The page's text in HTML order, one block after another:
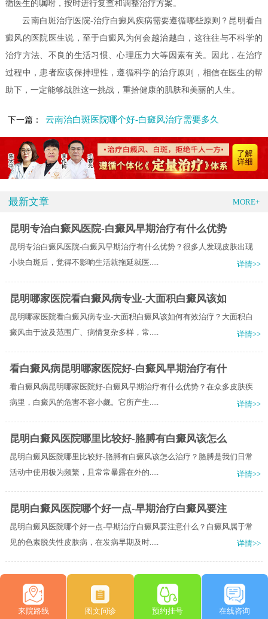
循医生的嘱咐，按时进行复查和调整治疗方案。
云南白斑治疗医院-治疗白癜风疾病需要遵循哪些原则？昆明看白
癜风的医院医生说，至于白癜风为何会越治越白，这往往与不科学的
治疗方法、不良的生活习惯、心理压力大等因素有关。因此，在治疗
过程中，患者应该保持理性，遵循科学的治疗原则，相信在医生的帮
助下，一定能够战胜这一挑战，重拾健康的肌肤和美丽的人生。
下一篇： 云南治白斑医院哪个好-白癜风治疗需要多久
最新文章 MORE+
昆明专治白癜风医院-白癜风早期治疗有什么优势
昆明专治白癜风医院-白癜风早期治疗有什么优势？很多人发现皮肤出现
小块白斑后，觉得不影响生活就拖延就医.....
详情>>
昆明哪家医院看白癜风病专业-大面积白癜风该如
昆明哪家医院看白癜风病专业-大面积白癜风该如何有效治疗？大面积白
癜风由于波及范围广、病情复杂多样，常.....
详情>>
看白癜风病昆明哪家医院好-白癜风早期治疗有什
看白癜风病昆明哪家医院好-白癜风早期治疗有什么优势？在众多皮肤疾
病里，白癜风的危害不容小觑。它所产生.....
详情>>
昆明白癜风医院哪里比较好-胳膊有白癜风该怎么
昆明白癜风医院哪里比较好-胳膊有白癜风该怎么治疗？胳膊是我们日常
活动中使用极为频繁，且常常暴露在外的.....
详情>>
昆明白癜风医院哪个好一点-早期治疗白癜风要注
昆明白癜风医院哪个好一点-早期治疗白癜风要注意什么？白癜风属于常
见的色素脱失性皮肤病，在发病早期及时.....
详情>>
来院路线 图文问诊 预约挂号 在线咨询